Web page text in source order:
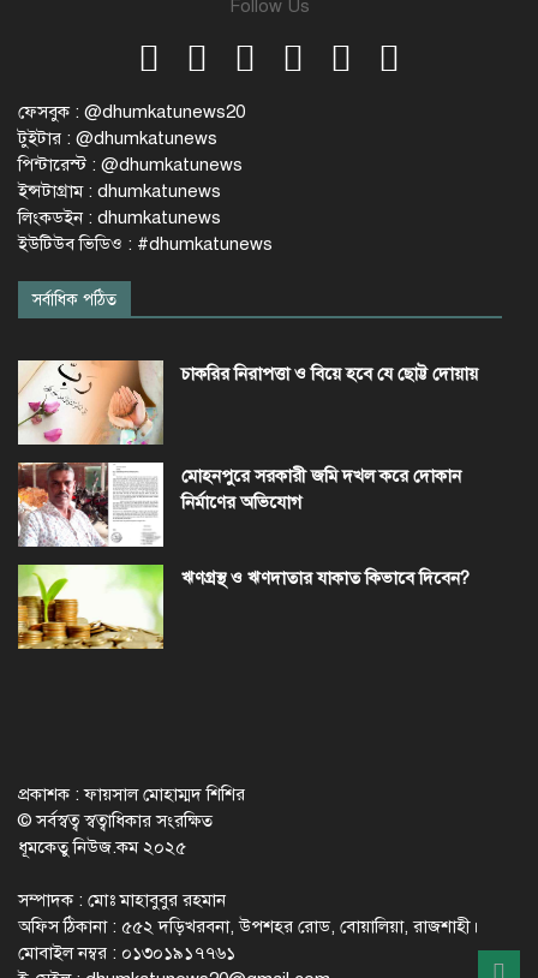
Follow Us
ফেসবুক : @dhumkatunews20
টুইটার : @dhumkatunews
পিন্টারেস্ট : @dhumkatunews
ইন্সটাগ্রাম : dhumkatunews
লিংকডইন : dhumkatunews
ইউটিউব ভিডিও : #dhumkatunews
সর্বাধিক পঠিত
চাকরির নিরাপত্তা ও বিয়ে হবে যে ছোট্ট দোয়ায়
মোহনপুরে সরকারী জমি দখল করে দোকান
নির্মাণের অভিযোগ
ঋণগ্রস্থ ও ঋণদাতার যাকাত কিভাবে দিবেন?
প্রকাশক : ফায়সাল মোহাম্মদ শিশির
© সর্বস্বত্ব স্বত্বাধিকার সংরক্ষিত
ধূমকেতু নিউজ.কম ২০২৫
সম্পাদক : মোঃ মাহাবুবুর রহমান
অফিস ঠিকানা : ৫৫২ দড়িখরবনা, উপশহর রোড, বোয়ালিয়া, রাজশাহী।
মোবাইল নম্বর : ০১৩০১৯১৭৭৬১